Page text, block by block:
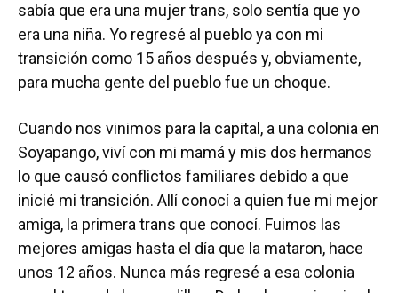
sabía que era una mujer trans, solo sentía que yo
era una niña. Yo regresé al pueblo ya con mi
transición como 15 años después y, obviamente,
para mucha gente del pueblo fue un choque.
Cuando nos vinimos para la capital, a una colonia en
Soyapango, viví con mi mamá y mis dos hermanos
lo que causó conflictos familiares debido a que
inicié mi transición. Allí conocí a quien fue mi mejor
amiga, la primera trans que conocí. Fuimos las
mejores amigas hasta el día que la mataron, hace
unos 12 años. Nunca más regresé a esa colonia